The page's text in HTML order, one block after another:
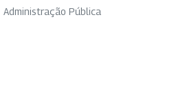
Administração Pública